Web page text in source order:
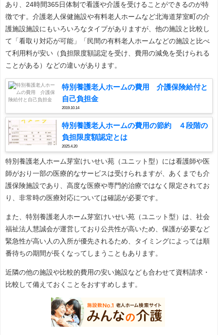
あり、24時間365日体制で看護や介護を受けることができるのが特
徴です。介護老人保健施設や有料老人ホームなど北海道芽室町の介
護施設施設にもいろいろなタイプがありますが、他の施設と比較し
て「看取り対応が可能」「民間の有料老人ホームなどの施設と比べ
て利用料が安い（負担限度額認定を受け、費用の減免を受けられる
ことがある）などの違いがあります。
特別養護老人ホームの費用 介護保険給付と
自己負担金
2019.10.14
特別養護老人ホームの費用の節約 ４段階の
負担限度額認定とは
2025.4.20
特別養護老人ホーム芽室けいせい苑（ユニット型）には看護師や医
師がおり一部の医療的なサービスは受けられますが、あくまでも介
護保険施設であり、高度な医療や専門的治療ではなく限定されてお
り、非常時の医療対応については確認が必要です。
また、特別養護老人ホーム芽室けいせい苑（ユニット型）は、社会
福祉法人慧誠会が運営しており公共性が高いため、保護が必要など
緊急性が高い人の入所が優先されるため、タイミングによっては順
番待ちの期間が長くなってしまうこともあります。
近隣の他の施設や比較的費用の安い施設なども合わせて資料請求・
比較して備えておくことをおすすめします。